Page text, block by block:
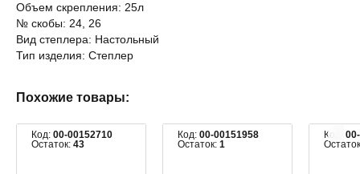
Объем скрепления: 25л
№ скобы: 24, 26
Вид степлера: Настольный
Тип изделия: Степлер
Похожие товары:
Код: 00-00152710
Остаток: 43
Код: 00-00151958
Остаток: 1
Код: